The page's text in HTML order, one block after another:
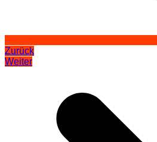
Zurück
Weiter